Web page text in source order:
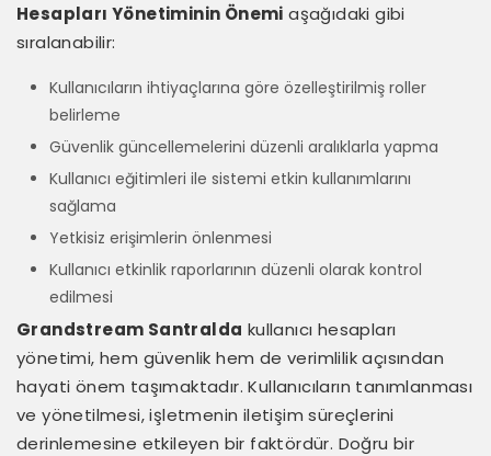
Hesapları Yönetiminin Önemi aşağıdaki gibi
sıralanabilir:
Kullanıcıların ihtiyaçlarına göre özelleştirilmiş roller
belirleme
Güvenlik güncellemelerini düzenli aralıklarla yapma
Kullanıcı eğitimleri ile sistemi etkin kullanımlarını
sağlama
Yetkisiz erişimlerin önlenmesi
Kullanıcı etkinlik raporlarının düzenli olarak kontrol
edilmesi
Grandstream Santralda kullanıcı hesapları
yönetimi, hem güvenlik hem de verimlilik açısından
hayati önem taşımaktadır. Kullanıcıların tanımlanması
ve yönetilmesi, işletmenin iletişim süreçlerini
derinlemesine etkileyen bir faktördür. Doğru bir